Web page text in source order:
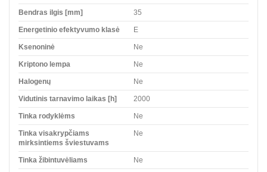
Bendras ilgis [mm] 35
Energetinio efektyvumo klasė E
Ksenoninė Ne
Kriptono lempa Ne
Halogenų Ne
Vidutinis tarnavimo laikas [h] 2000
Tinka rodyklėms Ne
Tinka visakrypčiams
mirksintiems šviestuvams
Ne
Tinka žibintuvėliams Ne